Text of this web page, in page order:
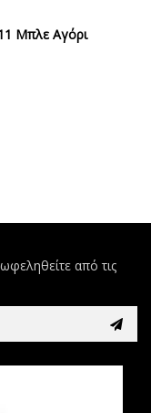
Μπλε Αγόρι
από τις